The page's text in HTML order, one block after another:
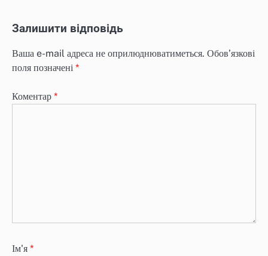
Залишити відповідь
Ваша e-mail адреса не оприлюднюватиметься. Обов’язкові
поля позначені *
Коментар *
Ім'я *